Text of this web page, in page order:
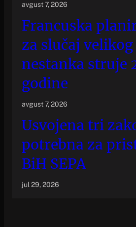
avgust 7, 2026
Francuska
za slučaj velikog
nestanka struje
godine
avgust 7, 2026
Usvojena tri
potrebna za
BiH SEPA
jul 29, 2026